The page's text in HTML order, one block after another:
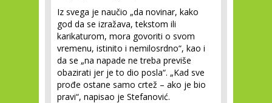
Iz svega je naučio „da novinar, kako
god da se izražava, tekstom ili
karikaturom, mora govoriti o svom
vremenu, istinito i nemilosrdno“, kao i
da se „na napade ne treba previše
obazirati jer je to dio posla“. „Kad sve
prođe ostane samo crtež – ako je bio
pravi“, napisao je Stefanović.